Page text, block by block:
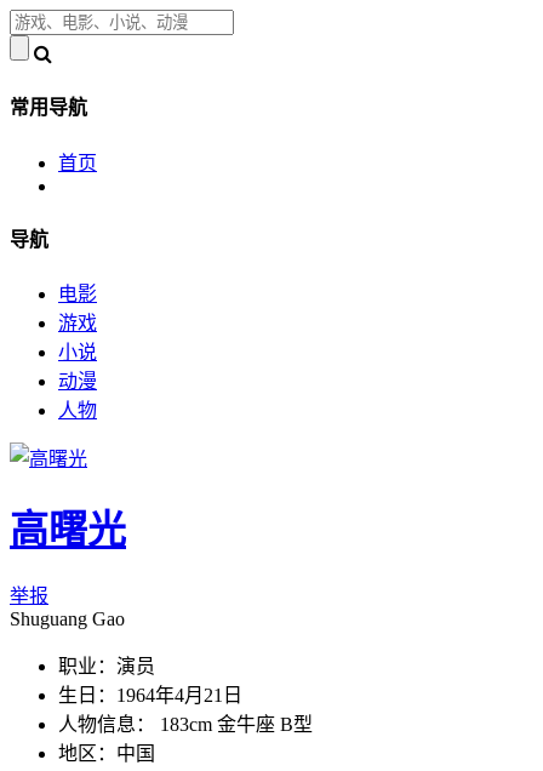
常用导航
首页
导航
电影
游戏
小说
动漫
人物
高曙光
举报
Shuguang Gao
职业：演员
生日：1964年4月21日
人物信息： 183cm 金牛座 B型
地区：中国